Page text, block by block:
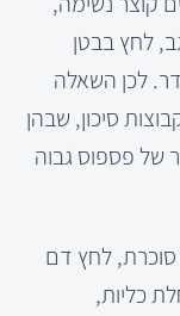
לחץ בבטן
לכן השאלה
סיכון, שבהן
של פספוס גבוה
סוכרת, לחץ דם
כליות,